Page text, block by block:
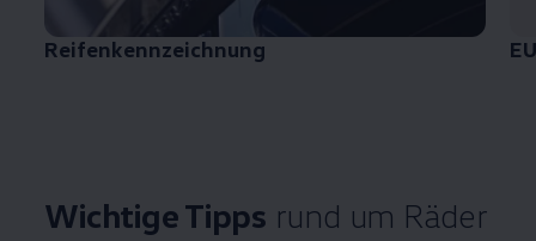
Reifenkennzeichnung
Wichtige Tipps rund um Räder